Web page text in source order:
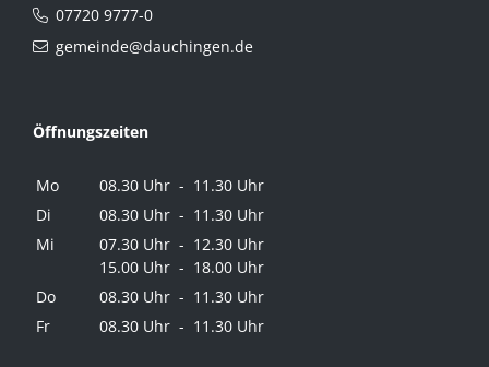
07720 9777-0
gemeinde@dauchingen.de
Öffnungszeiten
Mo
08.30 Uhr - 11.30 Uhr
Di
08.30 Uhr - 11.30 Uhr
Mi
07.30 Uhr - 12.30 Uhr
15.00 Uhr - 18.00 Uhr
Do
08.30 Uhr - 11.30 Uhr
Fr
08.30 Uhr - 11.30 Uhr